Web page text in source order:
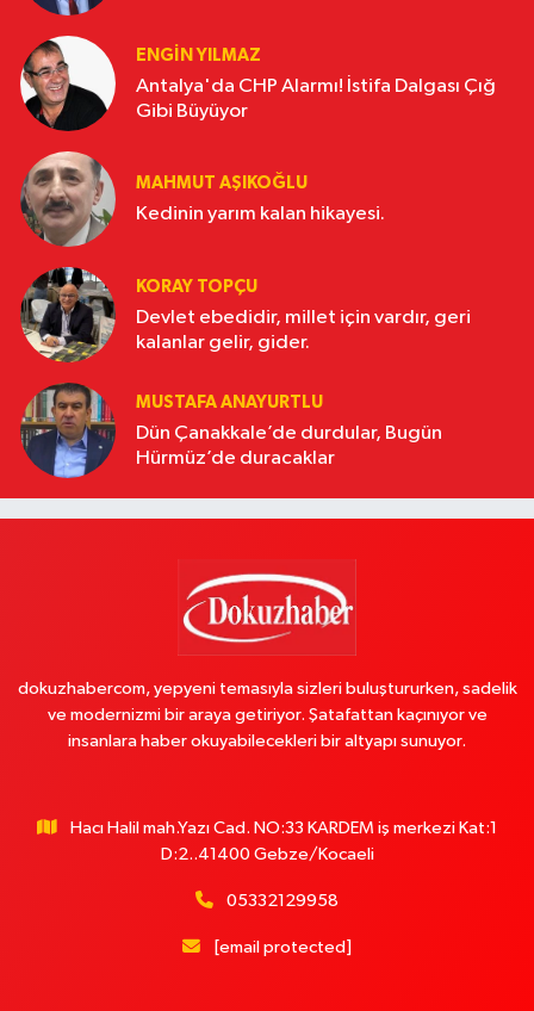
ENGİN YILMAZ
Antalya'da CHP Alarmı! İstifa Dalgası Çığ
Gibi Büyüyor
MAHMUT AŞIKOĞLU
Kedinin yarım kalan hikayesi.
KORAY TOPÇU
Devlet ebedidir, millet için vardır, geri
kalanlar gelir, gider.
MUSTAFA ANAYURTLU
Dün Çanakkale’de durdular, Bugün
Hürmüz’de duracaklar
dokuzhabercom, yepyeni temasıyla sizleri buluştururken, sadelik
ve modernizmi bir araya getiriyor. Şatafattan kaçınıyor ve
insanlara haber okuyabilecekleri bir altyapı sunuyor.
Hacı Halil mah.Yazı Cad. NO:33 KARDEM iş merkezi Kat:1
D:2..41400 Gebze/Kocaeli
05332129958
[email protected]